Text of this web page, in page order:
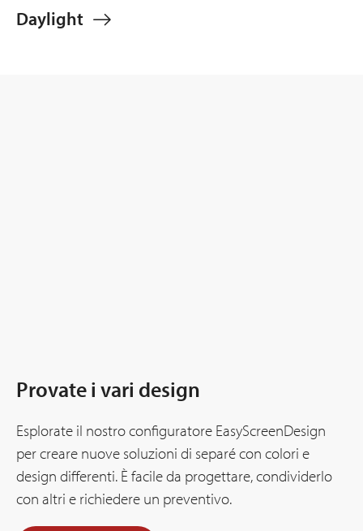
Daylight
Provate i vari design
Esplorate il nostro configuratore EasyScreenDesign
per creare nuove soluzioni di separé con colori e
design differenti. È facile da progettare, condividerlo
con altri e richiedere un preventivo.